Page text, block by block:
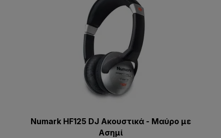
Numark HF125 DJ Ακουστικά - Μαύρο με
Ασημί